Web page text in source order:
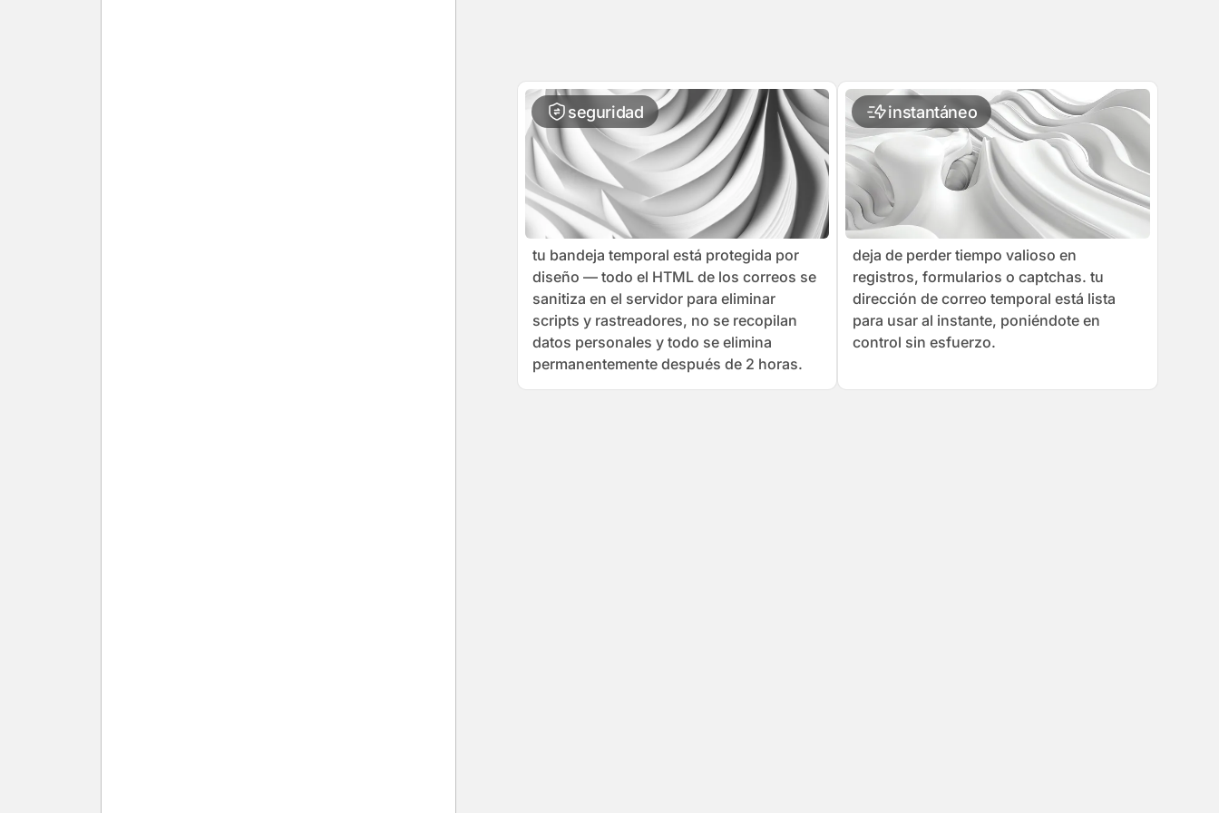
seguridad
tu bandeja temporal está protegida por
diseño — todo el HTML de los correos se
sanitiza en el servidor para eliminar
scripts y rastreadores, no se recopilan
datos personales y todo se elimina
permanentemente después de 2 horas.
instantáneo
deja de perder tiempo valioso en
registros, formularios o captchas. tu
dirección de correo temporal está lista
para usar al instante, poniéndote en
control sin esfuerzo.